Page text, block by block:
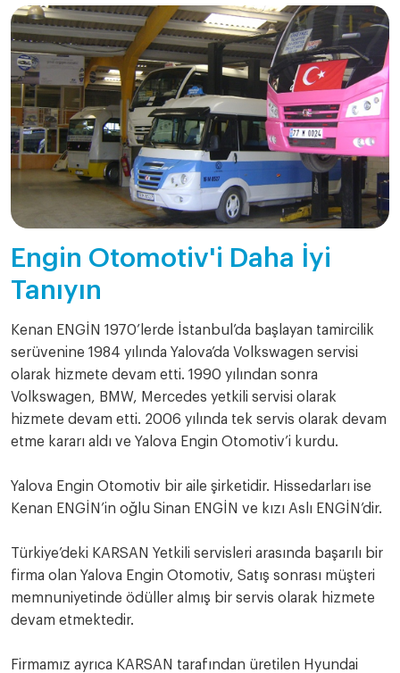
Engin Otomotiv'i Daha İyi
Tanıyın
Kenan ENGİN 1970’lerde İstanbul’da başlayan tamircilik
serüvenine 1984 yılında Yalova’da Volkswagen servisi
olarak hizmete devam etti. 1990 yılından sonra
Volkswagen, BMW, Mercedes yetkili servisi olarak
hizmete devam etti. 2006 yılında tek servis olarak devam
etme kararı aldı ve Yalova Engin Otomotiv’i kurdu.
Yalova Engin Otomotiv bir aile şirketidir. Hissedarları ise
Kenan ENGİN’in oğlu Sinan ENGİN ve kızı Aslı ENGİN’dir.
Türkiye’deki KARSAN Yetkili servisleri arasında başarılı bir
firma olan Yalova Engin Otomotiv, Satış sonrası müşteri
memnuniyetinde ödüller almış bir servis olarak hizmete
devam etmektedir.
Firmamız ayrıca KARSAN tarafından üretilen Hyundai